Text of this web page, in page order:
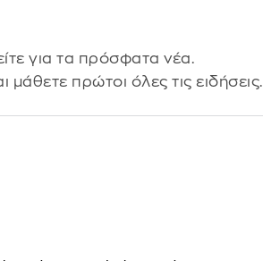
για τα πρόσφατα νέα.
μάθετε πρώτοι όλες τις ειδήσεις.